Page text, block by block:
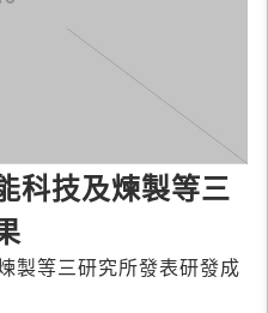
科技及煉製等三
製等三研究所發表研發成